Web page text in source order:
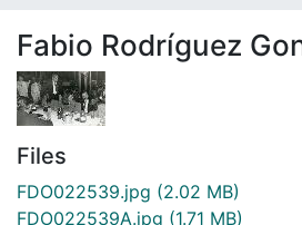
Fabio Rodríguez
Files
FDO022539.jpg (2.02 MB)
FDO022539A.jpg (1.71 MB)